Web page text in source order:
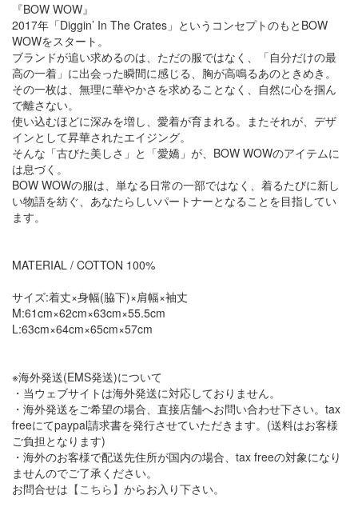
『BOW WOW』
2017年「Diggin’ In The Crates」というコンセプトのもとBOW
WOWをスタート。
ブランドが追い求めるのは、ただの服ではなく、「自分だけの最
高の一着」に出会った瞬間に感じる、胸が高鳴るあのときめき。
その一枚は、無理に華やかさを求めることなく、自然に心を掴ん
で離さない。
使い込むほどに深みを増し、愛着が育まれる。またそれが、デザ
インとして昇華されたエイジング。
そんな「古びた美しさ」と「愛嬌」が、BOW WOWのアイテムに
は息づく。
BOW WOWの服は、単なる日常の一部ではなく、着るたびに新し
い物語を紡ぐ、あなたらしいパートナーとなることを目指してい
ます。
MATERIAL / COTTON 100%
サイズ:着丈×身幅(脇下)×肩幅×袖丈
M:61cm×62cm×63cm×55.5cm
L:63cm×64cm×65cm×57cm
※海外発送(EMS発送)について
・当ウェブサイトは海外発送に対応しておりません。
・海外発送をご希望の場合、直接店舗へお問い合わせ下さい。tax
freeにてpaypal請求書を発行させていただきます。(送料はお客様
ご負担となります)
・海外のお客様で配送先住所が国内の場合、tax freeの対象になり
ませんのでご了承ください。
お問合せは 【こちら】 からお入り下さい。